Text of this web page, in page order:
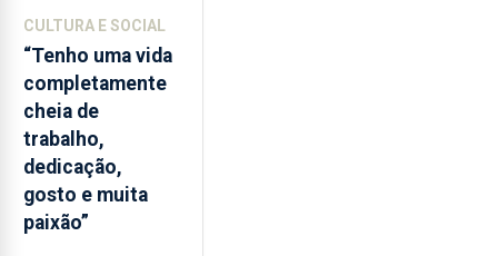
CULTURA E SOCIAL
“Tenho uma vida
completamente
cheia de
trabalho,
dedicação,
gosto e muita
paixão”